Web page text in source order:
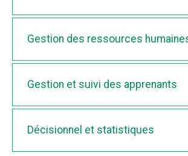
Gestion des ressources
Gestion et suivi des apprenants
Décisionnel et statistiques